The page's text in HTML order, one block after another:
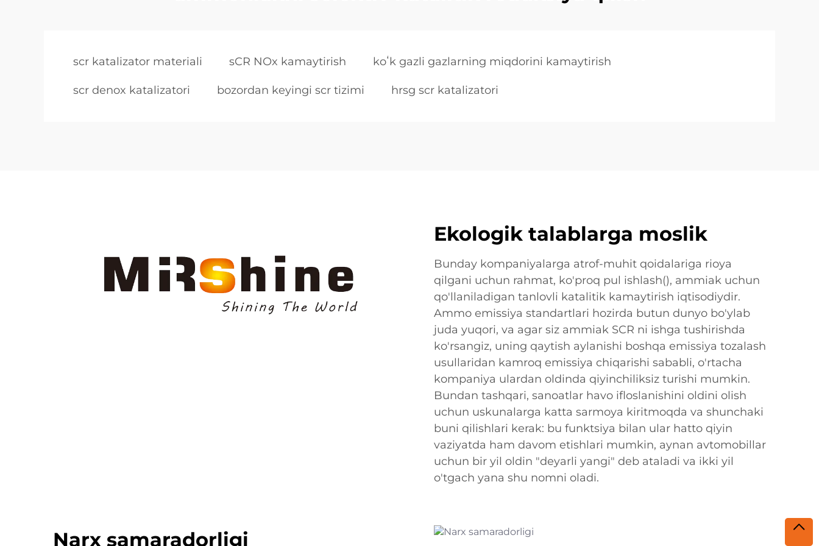
scr katalizator materiali sCR NOx kamaytirish koʻk gazli gazlarning miqdorini kamaytirish
scr denox katalizatori bozordan keyingi scr tizimi hrsg scr katalizatori
Ekologik talablarga moslik
Bunday kompaniyalarga atrof-muhit qoidalariga rioya
qilgani uchun rahmat, ko'proq pul ishlash(), ammiak uchun
qo'llaniladigan tanlovli katalitik kamaytirish iqtisodiydir.
Ammo emissiya standartlari hozirda butun dunyo bo'ylab
juda yuqori, va agar siz ammiak SCR ni ishga tushirishda
ko'rsangiz, uning qaytish aylanishi boshqa emissiya tozalash
usullaridan kamroq emissiya chiqarishi sababli, o'rtacha
kompaniya ulardan oldinda qiyinchiliksiz turishi mumkin.
Bundan tashqari, sanoatlar havo ifloslanishini oldini olish
uchun uskunalarga katta sarmoya kiritmoqda va shunchaki
buni qilishlari kerak: bu funktsiya bilan ular hatto qiyin
vaziyatda ham davom etishlari mumkin, aynan avtomobillar
uchun bir yil oldin "deyarli yangi" deb ataladi va ikki yil
o'tgach yana shu nomni oladi.
Narx samaradorligi